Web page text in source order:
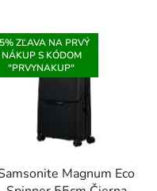
ZĽAVA NA PRVÝ
NÁKUP S KÓDOM
"PRVYNAKUP"
Magnum Eco